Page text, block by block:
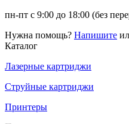
пн-пт с 9:00 до 18:00 (без
Нужна помощь? Напишите
Каталог
Лазерные картриджи
Струйные картриджи
Принтеры